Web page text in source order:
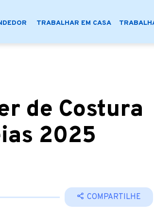
TRABALHAR EM CASA
de Costura
2025
COMPARTILHE